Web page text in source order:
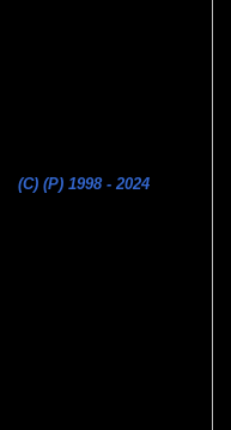
(C) (P) 1998 - 2024